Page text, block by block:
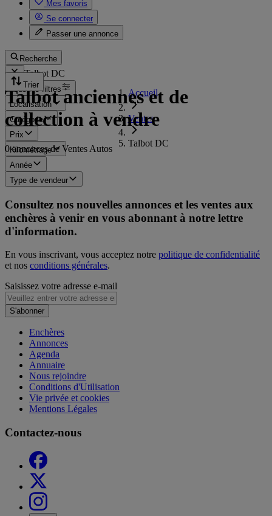
Mes favoris
Se connecter
Passer une annonce
Recherche
Talbot DC
Tous les filtres
Localisation
Catégorie
Prix
Kilométrage
Année
Type de vendeur
Accueil
Ventes
Talbot DC
Talbot anciennes et de
collection à vendre
0 annonces de Ventes Autos
Trier
Consultez nos nouvelles annonces et les ventes aux
enchères à venir en vous abonnant à notre lettre
d'information.
En vous inscrivant, vous acceptez notre politique de confidentialité
et nos conditions générales.
Saisissez votre adresse e-mail
S'abonner
Enchères
Annonces
Agenda
Annuaire
Nous rejoindre
Conditions d'Utilisation
Vie privée et cookies
Mentions Légales
Contactez-nous